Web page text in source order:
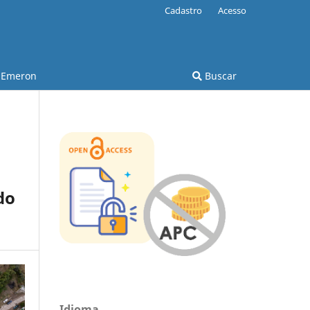
Emeron Buscar
Cadastro Acesso